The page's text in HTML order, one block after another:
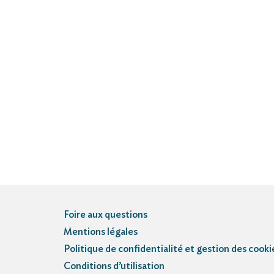
Foire aux questions
Mentions légales
Politique de confidentialité et gestion des
Conditions d’utilisation